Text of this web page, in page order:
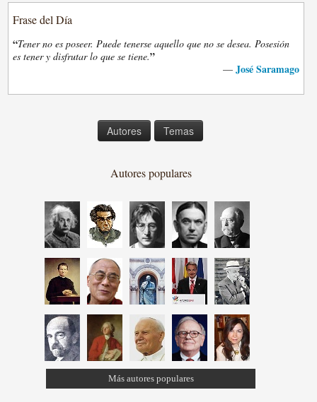
Frase del Día
“Tener no es poseer. Puede tenerse aquello que no se desea. Posesión
es tener y disfrutar lo que se tiene.”
— José Saramago
Autores Temas
Autores populares
Más autores populares